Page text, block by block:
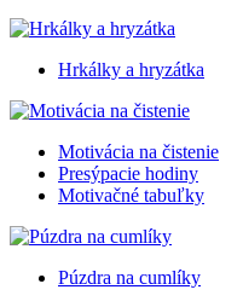
Hrkálky a hryzátka
Motivácia na čistenie
Presýpacie hodiny
Motivačné tabuľky
Púzdra na cumlíky